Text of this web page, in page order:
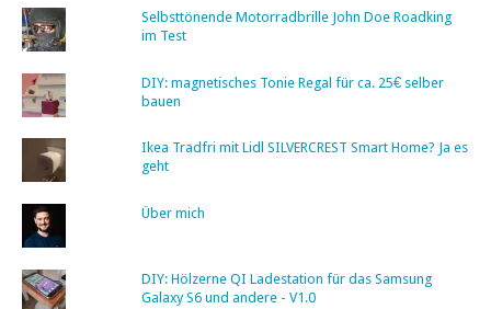
Selbsttönende Motorradbrille John Doe Roadking
im Test
DIY: magnetisches Tonie Regal für ca. 25€ selber
bauen
Ikea Tradfri mit Lidl SILVERCREST Smart Home? Ja es
geht
Über mich
DIY: Hölzerne QI Ladestation für das Samsung
Galaxy S6 und andere - V1.0